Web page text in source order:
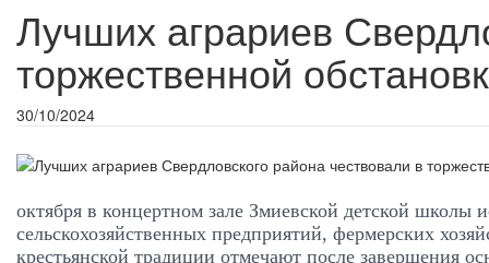
Лучших аграриев
торжественной
30/10/2024
октября в концертном зале Змиевской детской школы
сельскохозяйственных предприятий, фермерских
крестьянской традиции отмечают после завершения